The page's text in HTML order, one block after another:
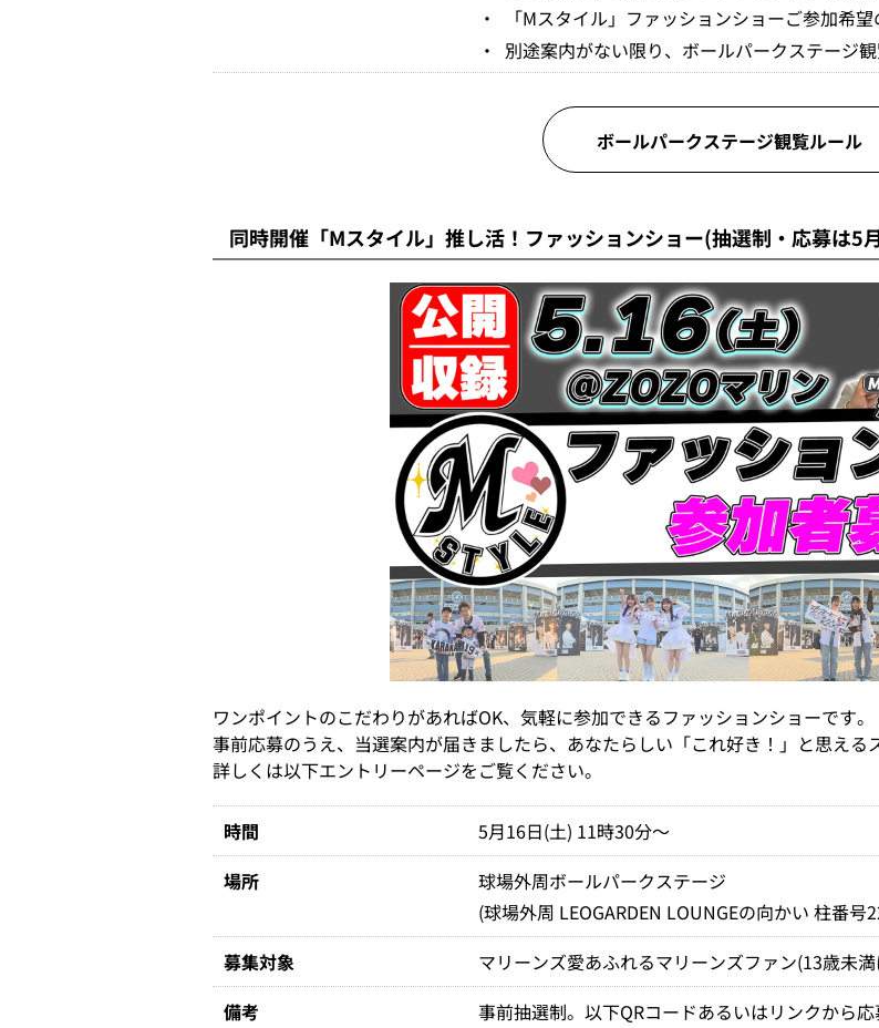
・
「Mスタイル」ファッションショーご参加希
・
別途案内がない限り、ボールパークステージ
ボールパークステージ観覧ルール
同時開催「Mスタイル」推し活！ファッションショー(抽選制・応募は5
ワンポイントのこだわりがあればOK、気軽に参加できるファッションショーです。
事前応募のうえ、当選案内が届きましたら、あなたらしい「これ好き！」と思える
詳しくは以下エントリーページをご覧ください。
時間
5月16日(土) 11時30分～
場所
球場外周ボールパークステージ
(球場外周 LEOGARDEN LOUNGEの向かい 柱番号
募集対象
マリーンズ愛あふれるマリーンズファン(13歳未
備考
事前抽選制。以下QRコードあるいはリンクから